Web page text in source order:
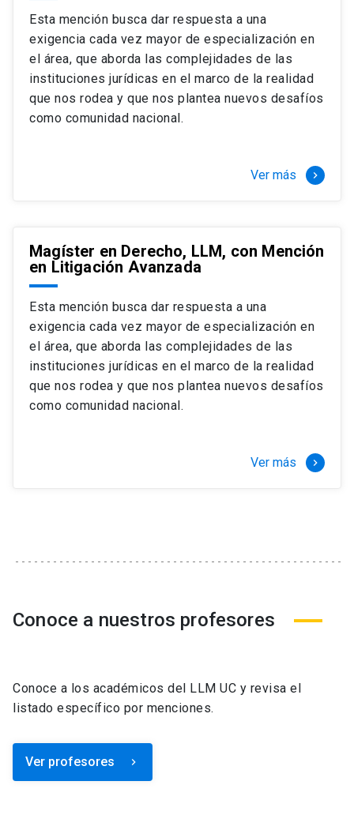
Esta mención busca dar respuesta a una
exigencia cada vez mayor de especialización en
el área, que aborda las complejidades de las
instituciones jurídicas en el marco de la realidad
que nos rodea y que nos plantea nuevos desafíos
como comunidad nacional.
Ver más keyboard_arrow_right
Magíster en Derecho, LLM, con Mención
en Litigación Avanzada
Esta mención busca dar respuesta a una
exigencia cada vez mayor de especialización en
el área, que aborda las complejidades de las
instituciones jurídicas en el marco de la realidad
que nos rodea y que nos plantea nuevos desafíos
como comunidad nacional.
Ver más keyboard_arrow_right
Conoce a nuestros profesores
Conoce a los académicos del LLM UC y revisa el
listado específico por menciones.
Ver profesores keyboard_arrow_right